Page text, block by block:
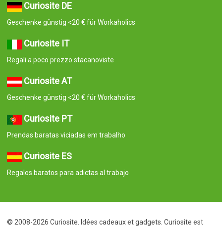
Curiosite DE
Geschenke günstig <20 € für Workaholics
Curiosite IT
Regali a poco prezzo stacanoviste
Curiosite AT
Geschenke günstig <20 € für Workaholics
Curiosite PT
Prendas baratas viciadas em trabalho
Curiosite ES
Regalos baratos para adictas al trabajo
© 2008-2026 Curiosite. Idées cadeaux et gadgets. Curiosite est